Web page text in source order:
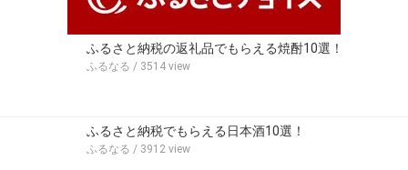
ふるさと納税の返礼品でもらえる焼酎10選！
ふるなる / 3514 view
ふるさと納税でもらえる日本酒10選！
ふるなる / 3912 view